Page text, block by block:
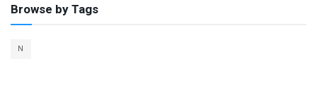
Browse by Tags
N